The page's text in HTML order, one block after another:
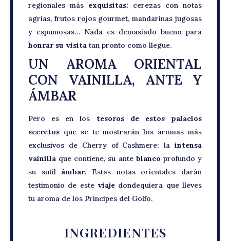
regionales más exquisitas: cerezas con notas
agrias, frutos rojos gourmet, mandarinas jugosas
y espumosas… Nada es demasiado bueno para
honrar su visita tan pronto como llegue.
UN AROMA ORIENTAL
CON VAINILLA, ANTE Y
ÁMBAR
Pero es en los tesoros de estos palacios
secretos que se te mostrarán los aromas más
exclusivos de Cherry of Cashmere: la intensa
vainilla que contiene, su ante blanco profundo y
su sutil ámbar. Estas notas orientales darán
testimonio de este viaje dondequiera que lleves
tu aroma de los Príncipes del Golfo.
INGREDIENTES